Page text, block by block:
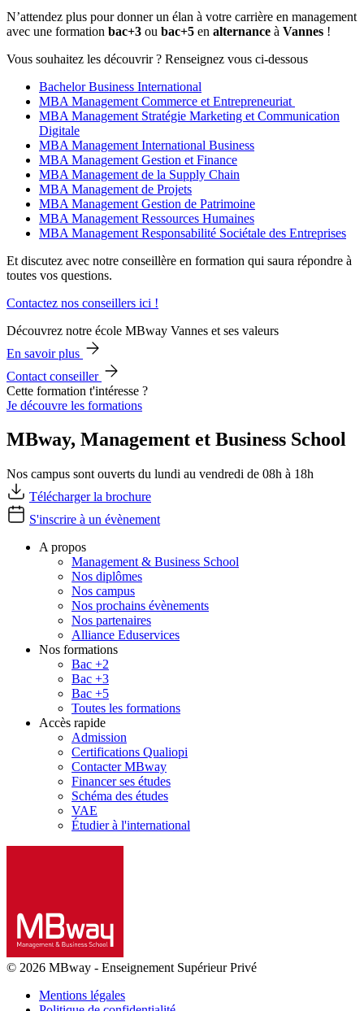
N’attendez plus pour donner un élan à votre carrière en management
avec une formation bac+3 ou bac+5 en alternance à Vannes !
Vous souhaitez les découvrir ? Renseignez vous ci-dessous
Bachelor Business International
MBA Management Commerce et Entrepreneuriat
MBA Management Stratégie Marketing et Communication
Digitale
MBA Management International Business
MBA Management Gestion et Finance
MBA Management de la Supply Chain
MBA Management de Projets
MBA Management Gestion de Patrimoine
MBA Management Ressources Humaines
MBA Management Responsabilité Sociétale des Entreprises
Et discutez avec notre conseillère en formation qui saura répondre à
toutes vos questions.
Contactez nos conseillers ici !
Découvrez notre école MBway Vannes et ses valeurs
En savoir plus
Contact conseiller
Cette formation t'intéresse ?
Je découvre les formations
MBway, Management et Business School
Nos campus sont ouverts du lundi au vendredi de 08h à 18h
Télécharger la brochure
S'inscrire à un évènement
A propos
Management & Business School
Nos diplômes
Nos campus
Nos prochains évènements
Nos partenaires
Alliance Eduservices
Nos formations
Bac +2
Bac +3
Bac +5
Toutes les formations
Accès rapide
Admission
Certifications Qualiopi
Contacter MBway
Financer ses études
Schéma des études
VAE
Étudier à l'international
© 2026 MBway - Enseignement Supérieur Privé
Mentions légales